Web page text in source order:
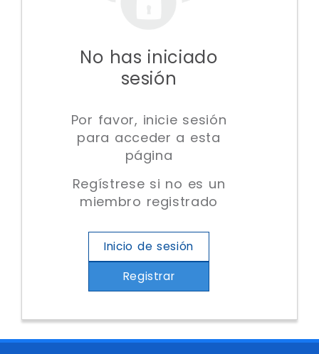
No has iniciado
sesión
Por favor, inicie sesión
para acceder a esta
página
Regístrese si no es un
miembro registrado
Inicio de sesión
Registrar